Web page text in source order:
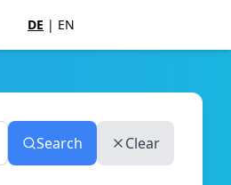
DE | EN
Search Clear